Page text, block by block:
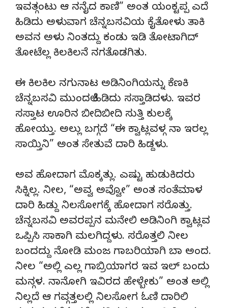
ಇವತ್ಗಂಟು ಆ ನನೈದ ಕಾಣಿ” ಅಂತ ಯಂಕ್ಟಪ್ಪ ಎದೆ
ಹಿಡಿದು ಅಳುವಾಗ ಚೆನ್ನಬಸವಿಯ ಕೈತೋಳು ತಾಕಿ
ಅವನ ಅಳು ನಿಂತದ್ದು ಕಂಡು ಇಡಿ ತೋಟಾಗಿದ್
ತೋಟೆಲ್ಲ ಕಿಲಕಿಲನೆ ನಗತೊಡಗಿತು.
ಈ ಕಿಲಕಿಲ ನಗುನಾಟ ಅಡಿನಿಂಗಿಯನ್ನು ಕೆಣಕಿ
ಚೆನ್ನಬಸವಿ ಮುಂದಲೆ ಹಿಡಿದು ಸಸ್ತಾಡಿದಳು. ಇವರ
ಸಸ್ತಾಟ ಊರಿನ ಬೀದಿಬೀದಿ ಸುತ್ತಿ ಕುಲಕ್ಕೆ
ಹೋಯ್ತು. ಅಲ್ಲು ಬಗ್ಗದೆ “ಈ ಕ್ವಾಟ್ಲವಳ್ಗ ನಾ ಇರಲ್ಲ
ಸಾಯ್ತಿನಿ” ಅಂತ ಸೇತುವೆ ದಾರಿ ಹಿಡ್ದಳು.
ಅವ ಹೋದಾಗ ಮೊಕ್ಕತ್ಲು. ಎಷ್ಟು ಹುಡುಕಿದರು
ಸಿಕ್ನಿಲ್ಲ. ನೀಲ, “ಅವ್ವ ಅವ್ವೋ” ಅಂತ ಸಂತೆಮಾಳ
ದಾರಿ ಹಿಡ್ದು ನಿಲಸೋಗಕ್ಕೆ ಹೋದಾಗ ಸರೊತ್ತು.
ಚೆನ್ನಬಸವಿ ಅವರಪ್ಪನ ಮನೇಲಿ ಅಡಿನಿಂಗಿ ಕ್ವಾಟ್ಲವ
ಒಪ್ಪಿಸಿ ಸಾಕಾಗಿ ಮಲಗಿದ್ದಳು. ಸರೊತ್ತಲಿ ನೀಲ
ಬಂದದ್ದು ನೋಡಿ ಮಂಜ ಗಾಬರಿಯಾಗಿ ಬಾ ಅಂದ.
ನೀಲ “ಅಲ್ಲಿ ಎಲ್ಲ ಗಾಬ್ರಿಯಾಗರ ಇವ ಇಲ್ ಬಂದು
ಮನ್ಗಳ. ನಾನೋಗಿ ಇವಿರದ ಹೇಳ್ಬೇಕು” ಅಂತ ಅಲ್ಲಿ
ನಿಲ್ಲದೆ ಆ ಗವ್ಗತ್ತಲಲ್ಲಿ ನಿಲಸೋಗ ಓಣಿ ದಾರಿಲಿ